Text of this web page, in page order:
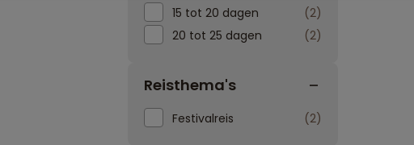
15 tot 20 dagen
2
20 tot 25 dagen
2
Reisthema's
Festivalreis 2